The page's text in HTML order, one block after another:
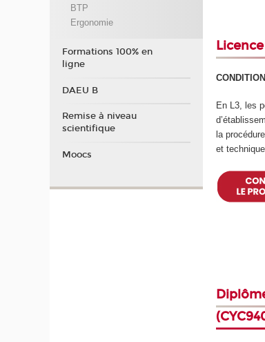
En L3, les
la
et
BTP
Ergonomie
Formations 100% en
ligne
DAEU B
Remise à niveau
scientifique
Moocs